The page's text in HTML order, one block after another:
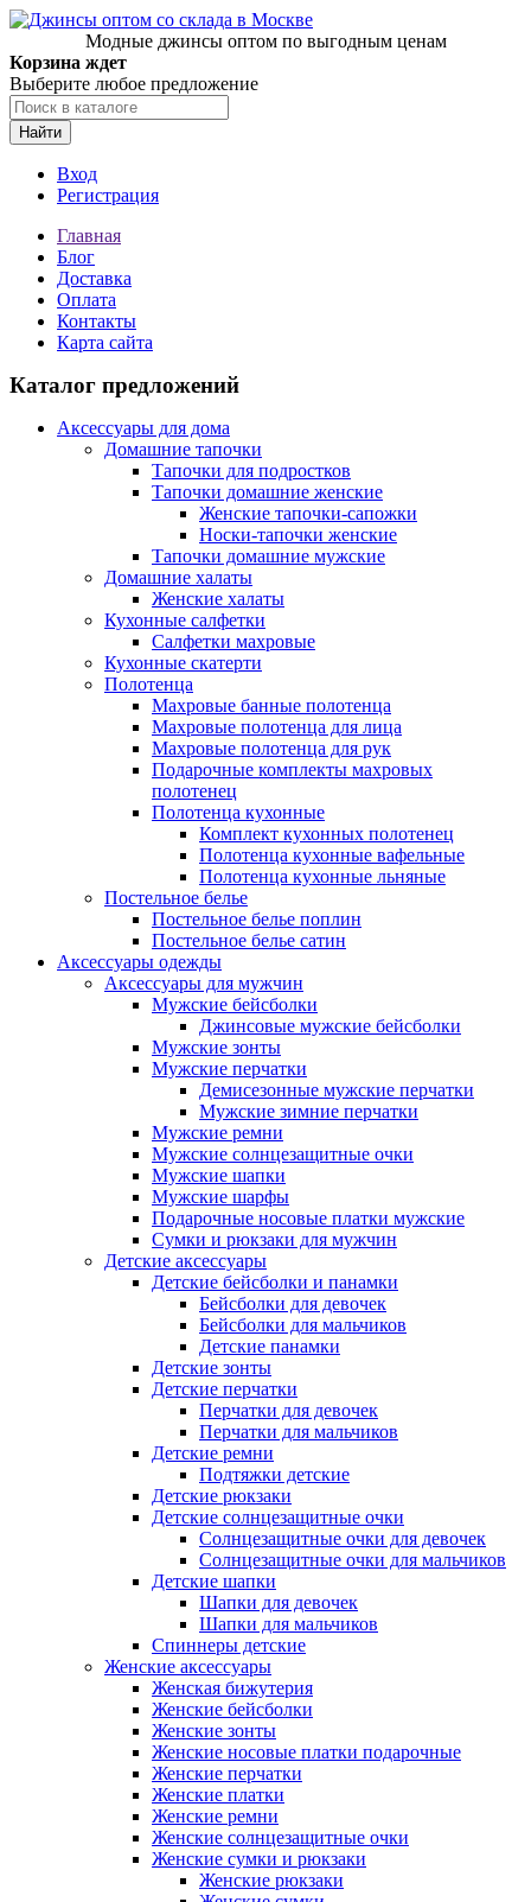
Модные джинсы оптом по выгодным ценам
Корзина ждет
Выберите любое предложение
Найти
Вход
Регистрация
Главная
Блог
Доставка
Оплата
Контакты
Карта сайта
Каталог предложений
Аксессуары для дома
Домашние тапочки
Тапочки для подростков
Тапочки домашние женские
Женские тапочки-сапожки
Носки-тапочки женские
Тапочки домашние мужские
Домашние халаты
Женские халаты
Кухонные салфетки
Салфетки махровые
Кухонные скатерти
Полотенца
Махровые банные полотенца
Махровые полотенца для лица
Махровые полотенца для рук
Подарочные комплекты махровых
полотенец
Полотенца кухонные
Комплект кухонных полотенец
Полотенца кухонные вафельные
Полотенца кухонные льняные
Постельное белье
Постельное белье поплин
Постельное белье сатин
Аксессуары одежды
Аксессуары для мужчин
Мужские бейсболки
Джинсовые мужские бейсболки
Мужские зонты
Мужские перчатки
Демисезонные мужские перчатки
Мужские зимние перчатки
Мужские ремни
Мужские солнцезащитные очки
Мужские шапки
Мужские шарфы
Подарочные носовые платки мужские
Сумки и рюкзаки для мужчин
Детские аксессуары
Детские бейсболки и панамки
Бейсболки для девочек
Бейсболки для мальчиков
Детские панамки
Детские зонты
Детские перчатки
Перчатки для девочек
Перчатки для мальчиков
Детские ремни
Подтяжки детские
Детские рюкзаки
Детские солнцезащитные очки
Солнцезащитные очки для девочек
Солнцезащитные очки для мальчиков
Детские шапки
Шапки для девочек
Шапки для мальчиков
Спиннеры детские
Женские аксессуары
Женская бижутерия
Женские бейсболки
Женские зонты
Женские носовые платки подарочные
Женские перчатки
Женские платки
Женские ремни
Женские солнцезащитные очки
Женские сумки и рюкзаки
Женские рюкзаки